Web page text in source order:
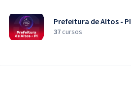
Prefeitura de Altos - PI
37cursos